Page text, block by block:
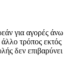
για αγορές άνω
τρόπος εκτός
δεν επιβαρύνει